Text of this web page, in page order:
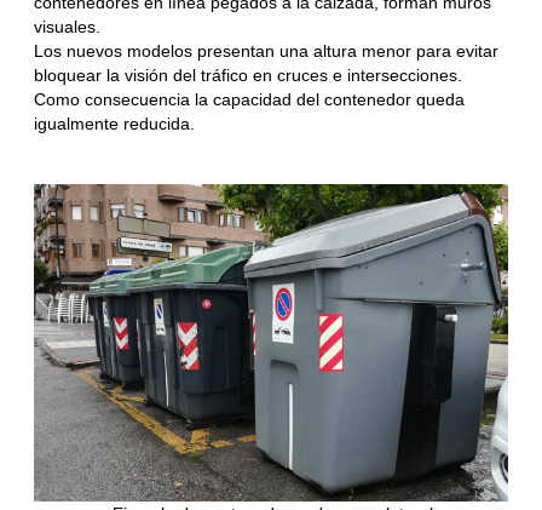
visuales.
Los nuevos modelos presentan una altura menor para evitar
bloquear la visión del tráfico en cruces e intersecciones.
Como consecuencia la capacidad del contenedor queda
igualmente reducida.